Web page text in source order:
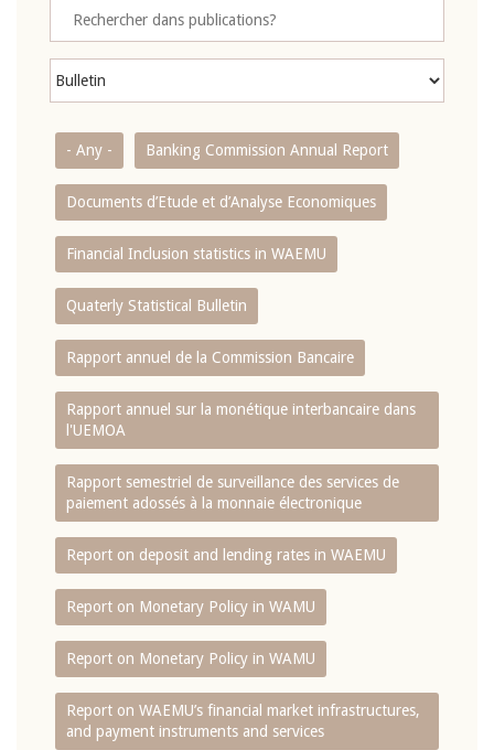
- Any - Banking Commission Annual Report
Documents d’Etude et d’Analyse Economiques
Financial Inclusion statistics in WAEMU
Quaterly Statistical Bulletin
Rapport annuel de la Commission Bancaire
Rapport annuel sur la monétique interbancaire dans
l'UEMOA
Rapport semestriel de surveillance des services de
paiement adossés à la monnaie électronique
Report on deposit and lending rates in WAEMU
Report on Monetary Policy in WAMU
Report on Monetary Policy in WAMU
Report on WAEMU’s financial market infrastructures,
and payment instruments and services